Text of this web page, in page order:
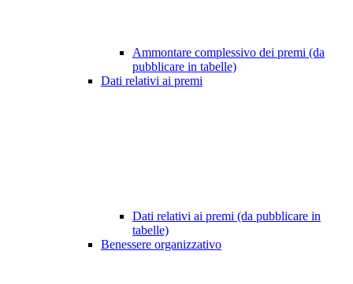
Ammontare complessivo dei premi (da
pubblicare in tabelle)
Dati relativi ai premi
Dati relativi ai premi (da pubblicare in
tabelle)
Benessere organizzativo